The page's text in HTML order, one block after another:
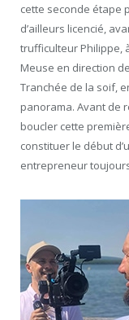
cette seconde étape
d’ailleurs licencié,
trufficulteur Philippe,
Meuse en direction
Tranchée de la soif,
panorama. Avant de
boucler cette
constituer le début
entrepreneur